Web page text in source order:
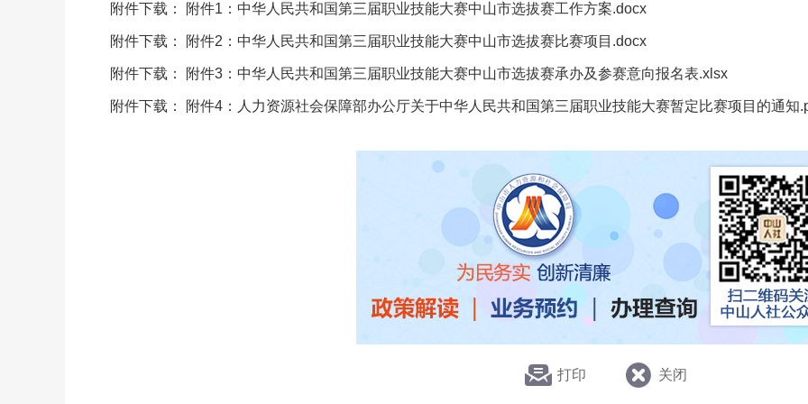
附件下载： 附件1：中华人民共和国第三届职业技能大赛中山市选拔赛工作方案.docx
附件下载： 附件2：中华人民共和国第三届职业技能大赛中山市选拔赛比赛项目.docx
附件下载： 附件3：中华人民共和国第三届职业技能大赛中山市选拔赛承办及参赛意向报名表.xlsx
附件下载： 附件4：人力资源社会保障部办公厅关于中华人民共和国第三届职业技能大赛暂定比赛项目的通知
打印 关闭